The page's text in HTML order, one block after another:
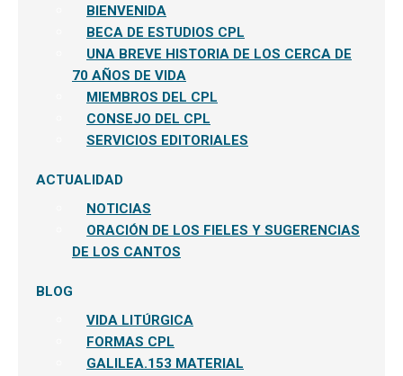
BIENVENIDA
BECA DE ESTUDIOS CPL
UNA BREVE HISTORIA DE LOS CERCA DE
70 AÑOS DE VIDA
MIEMBROS DEL CPL
CONSEJO DEL CPL
SERVICIOS EDITORIALES
ACTUALIDAD
NOTICIAS
ORACIÓN DE LOS FIELES Y SUGERENCIAS
DE LOS CANTOS
BLOG
VIDA LITÚRGICA
FORMAS CPL
GALILEA.153 MATERIAL